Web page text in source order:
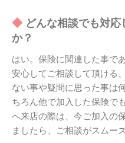
どんな相談でも対
か？
はい。保険に関連した事で
安心してご相談して頂ける
ない事や疑問に思った事は
ちろん他で加入した保険で
へ来店の際は、今ご加入の
ましたら、ご相談がスムー